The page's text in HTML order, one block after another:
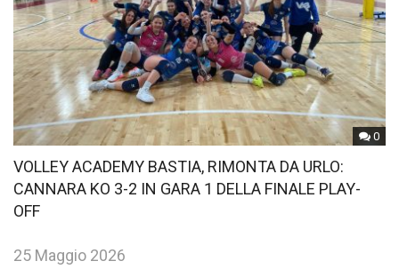
0
VOLLEY ACADEMY BASTIA, RIMONTA DA URLO:
CANNARA KO 3-2 IN GARA 1 DELLA FINALE PLAY-
OFF
25 Maggio 2026